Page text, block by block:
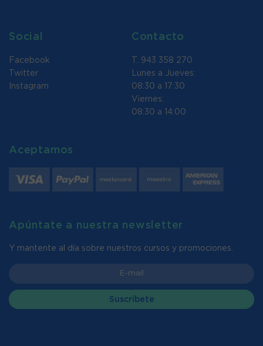
Social
Facebook
Twitter
Instagram
Contacto
T. 943 358 270
Lunes a Jueves:
08:30 a 17:30
Viernes:
08:30 a 14:00
Aceptamos
Apúntate a nuestra newsletter
Y mantente al día sobre nuestros cursos y promociones.
Suscríbete